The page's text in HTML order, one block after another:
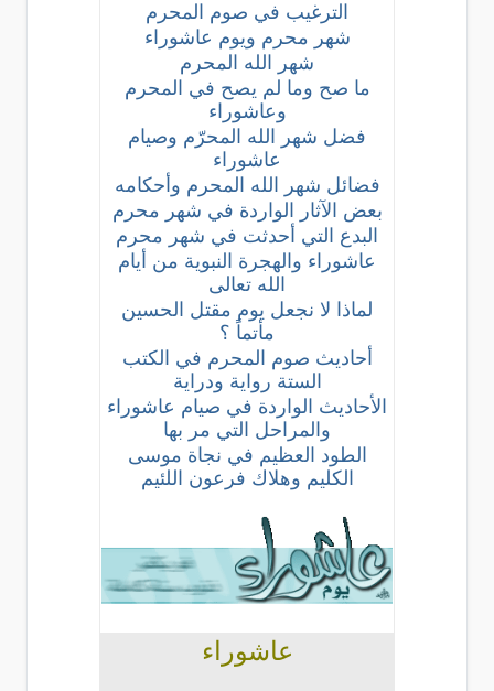
الترغيب في صوم المحرم
شهر محرم ويوم عاشوراء
شهر الله المحرم
ما صح وما لم يصح في المحرم
وعاشوراء
فضل شهر الله المحرّم وصيام
عاشوراء
فضائل شهر الله المحرم وأحكامه
بعض الآثار الواردة في شهر محرم
البدع التي أحدثت في شهر محرم
عاشوراء والهجرة النبوية من أيام
الله تعالى
لماذا لا نجعل يوم مقتل الحسين
مأتماً ؟
أحاديث صوم المحرم في الكتب
الستة رواية ودراية
الأحاديث الواردة في صيام عاشوراء
والمراحل التي مر بها
الطود العظيم في نجاة موسى
الكليم وهلاك فرعون اللئيم
عاشوراء